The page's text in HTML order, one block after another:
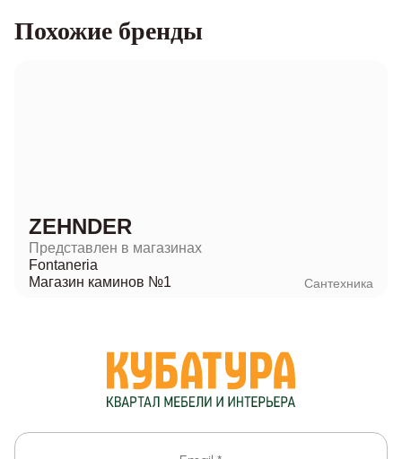
Похожие бренды
ZEHNDER
Представлен в магазинах
Fontaneria
Магазин каминов №1
Сантехника